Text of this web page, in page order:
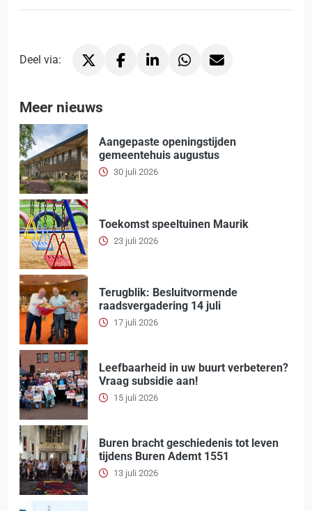
Deel via:
Meer nieuws
Aangepaste openingstijden
gemeentehuis augustus
30 juli 2026
Toekomst speeltuinen Maurik
23 juli 2026
Terugblik: Besluitvormende
raadsvergadering 14 juli
17 juli 2026
Leefbaarheid in uw buurt verbeteren?
Vraag subsidie aan!
15 juli 2026
Buren bracht geschiedenis tot leven
tijdens Buren Ademt 1551
13 juli 2026